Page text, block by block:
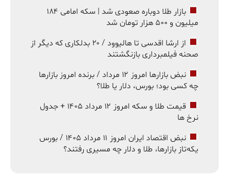
بازار طلا دوباره صعودی شد | سکه امامی ۱۸۴
میلیون و ۵۰۰ هزار تومان شد
از ارشا اقدسی تا هالیوود / ۲۰ بدلکاری که دیگر از
صحنه فیلمبرداری بازنگشتند
نبض بازارها امروز ۱۲ مرداد / برنده امروز بازارها
چه کسی بود؛ بورس، دلار یا طلا؟
قیمت طلا و سکه امروز ۱۲ مرداد ۱۴۰۵ + جدول
نرخ ها
نبض اقتصاد ایران امروز ۱۱ مرداد ۱۴۰۵ / بورس
یکه‌تاز بازارها، طلا و دلار چه مسیری رفتند؟